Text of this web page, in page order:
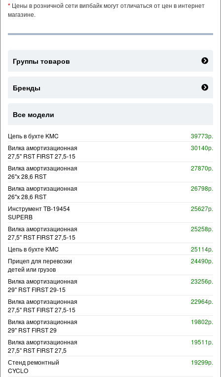
* Цены в розничной сети випбайк могут отличаться от цен в интернет
магазине.
Группы товаров
Бренды
Все модели
Цепь в бухте KMC
39773р.
Вилка амортизационная
27,5" RST FIRST 27,5-15
30140р.
Вилка амортизационная
26"х 28,6 RST
27870р.
Вилка амортизационная
26"х 28,6 RST
26798р.
Инструмент TB-19454
SUPERB
25627р.
Вилка амортизационная
27,5" RST FIRST 27,5-15
25258р.
Цепь в бухте KMC
25114р.
Прицеп для перевозки
детей или грузов
24490р.
Вилка амортизационная
29" RST FIRST 29-15
23256р.
Вилка амортизационная
27,5" RST FIRST 27,5-15
22964р.
Вилка амортизационная
29" RST FIRST 29
19802р.
Вилка амортизационная
27,5" RST FIRST 27,5
19511р.
Стенд ремонтный
CYCLO
19299р.